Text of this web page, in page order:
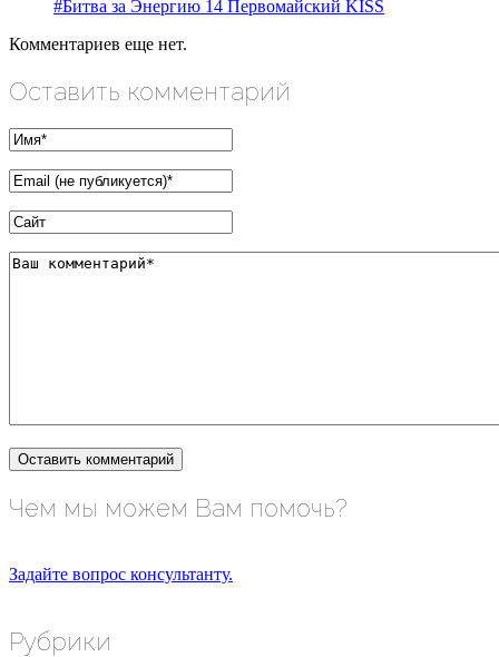
#Битва за Энергию 14 Первомайский KISS
Комментариев еще нет.
Оставить комментарий
Чем мы можем Вам помочь?
Задайте вопрос консультанту.
Рубрики